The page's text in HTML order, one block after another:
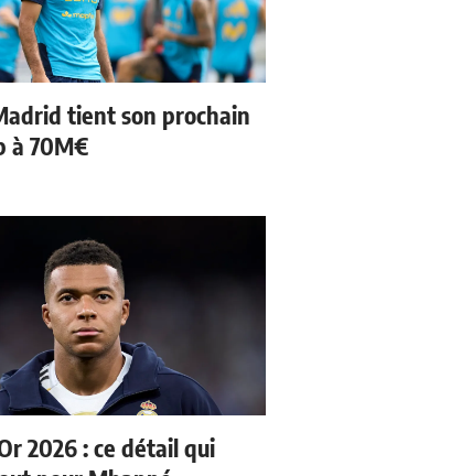
tient son prochain
à 70M€
2026 : ce détail qui